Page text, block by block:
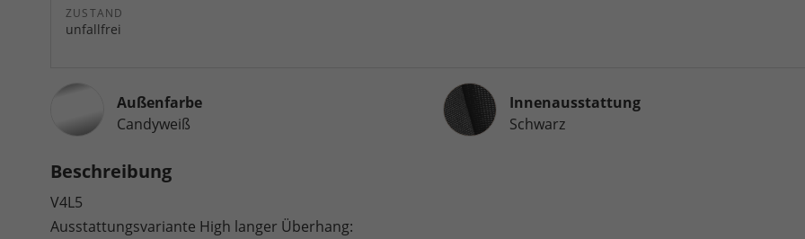
ZUSTAND
unfallfrei
Außenfarbe
Candyweiß
InnenausstattungInnenausstattung
Schwarz
Beschreibung
V4L5
Ausstattungsvariante High langer Überhang: